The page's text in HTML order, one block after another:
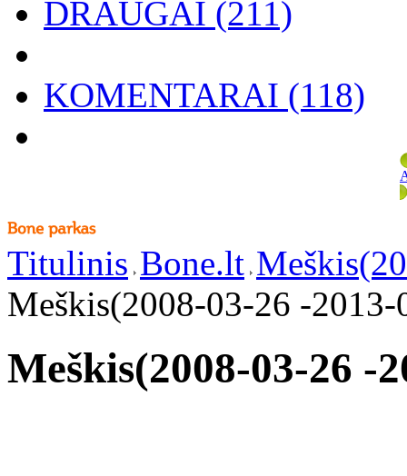
DRAUGAI (211)
KOMENTARAI (118)
Titulinis Bone.lt
Meškis(2008-03-26 -2013-
Meškis(2008-03-26 -